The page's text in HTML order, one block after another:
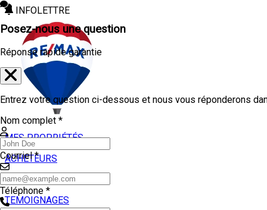
INFOLETTRE
MES PROPRIÉTÉS
ACHETEURS
VENDEURS
TEMOIGNAGES
Posez-nous une question
Réponse rapide garantie
Entrez votre question ci-dessous et nous vous réponderons
Nom complet *
Courriel *
Téléphone *